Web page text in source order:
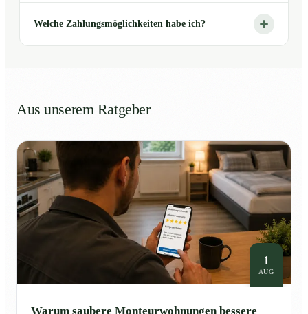
Welche Zahlungsmöglichkeiten habe ich?
Aus unserem Ratgeber
1
AUG
Warum saubere Monteurwohnungen bessere